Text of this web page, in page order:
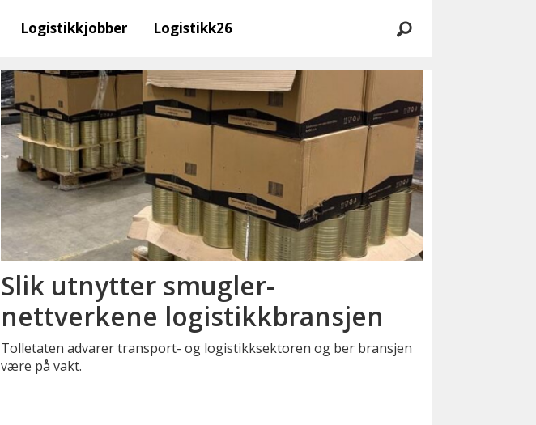
Logistikkjobber Logistikk26
Slik utnytter smugler­
nettverkene logistikkbransjen
Tolletaten advarer transport- og logistikksektoren og ber bransjen
være på vakt.